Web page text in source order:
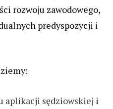
rozwoju zawodowego,
predyspozycji i
aplikacji sędziowskiej i